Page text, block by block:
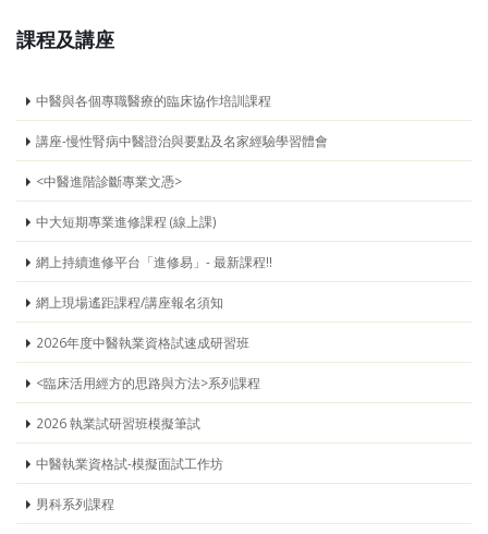
課程及講座
中醫與各個專職醫療的臨床協作培訓課程
講座-慢性腎病中醫證治與要點及名家經驗學習體會
<中醫進階診斷專業文憑>
中大短期專業進修課程 (線上課)
網上持續進修平台「進修易」- 最新課程!!
網上現場遙距課程/講座報名須知
2026年度中醫執業資格試速成研習班
<臨床活用經方的思路與方法>系列課程
2026 執業試研習班模擬筆試
中醫執業資格試-模擬面試工作坊
男科系列課程